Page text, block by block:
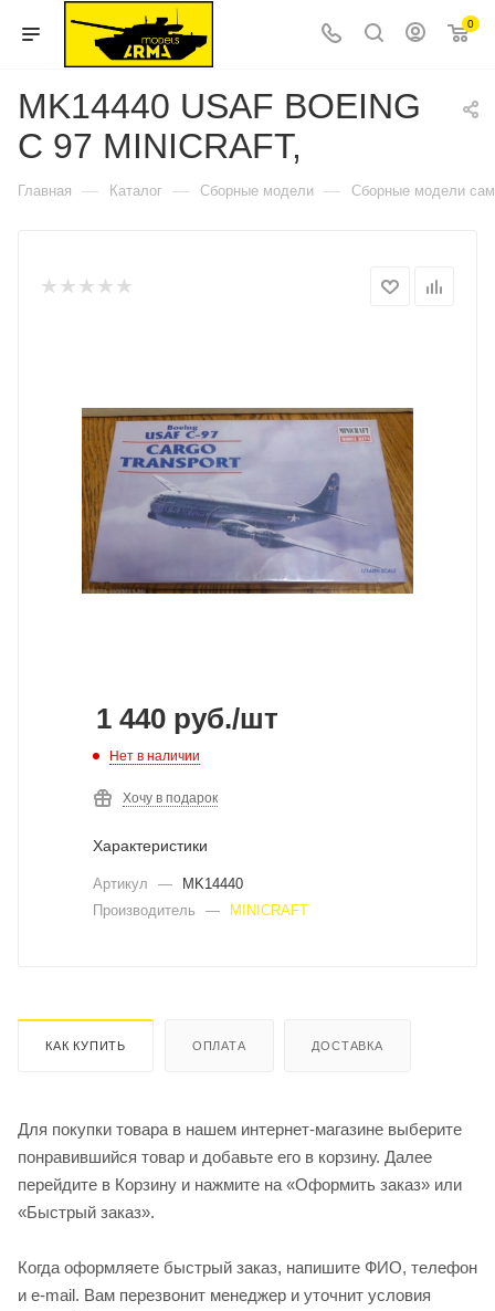
0
MK14440 USAF BOEING
C 97 MINICRAFT,
Главная — Каталог — Сборные модели — Сборные модели
1 440 руб./шт
Нет в наличии
Хочу в подарок
Характеристики
Артикул —
MK14440
Производитель
— MINICRAFT
КАК КУПИТЬ ОПЛАТА ДОСТАВКА
Для покупки товара в нашем интернет-магазине выберите
понравившийся товар и добавьте его в корзину. Далее
перейдите в Корзину и нажмите на «Оформить заказ» или
«Быстрый заказ».
Когда оформляете быстрый заказ, напишите ФИО, телефон
и e-mail. Вам перезвонит менеджер и уточнит условия